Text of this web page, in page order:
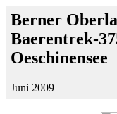
Berner
Baerentrek-
Oeschinensee
Juni 2009